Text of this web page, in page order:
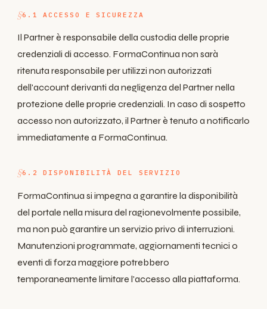
6.1 ACCESSO E SICUREZZA
Il Partner è responsabile della custodia delle proprie
credenziali di accesso. FormaContinua non sarà
ritenuta responsabile per utilizzi non autorizzati
dell'account derivanti da negligenza del Partner nella
protezione delle proprie credenziali. In caso di sospetto
accesso non autorizzato, il Partner è tenuto a notificarlo
immediatamente a FormaContinua.
6.2 DISPONIBILITÀ DEL SERVIZIO
FormaContinua si impegna a garantire la disponibilità
del portale nella misura del ragionevolmente possibile,
ma non può garantire un servizio privo di interruzioni.
Manutenzioni programmate, aggiornamenti tecnici o
eventi di forza maggiore potrebbero
temporaneamente limitare l'accesso alla piattaforma.